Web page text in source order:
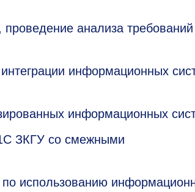
анализа требований
информационных
информационных
ЗКГУ со смежными
по использованию